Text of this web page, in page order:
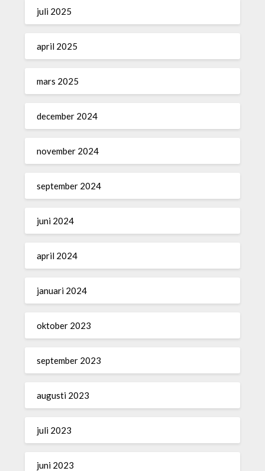
juli 2025
april 2025
mars 2025
december 2024
november 2024
september 2024
juni 2024
april 2024
januari 2024
oktober 2023
september 2023
augusti 2023
juli 2023
juni 2023